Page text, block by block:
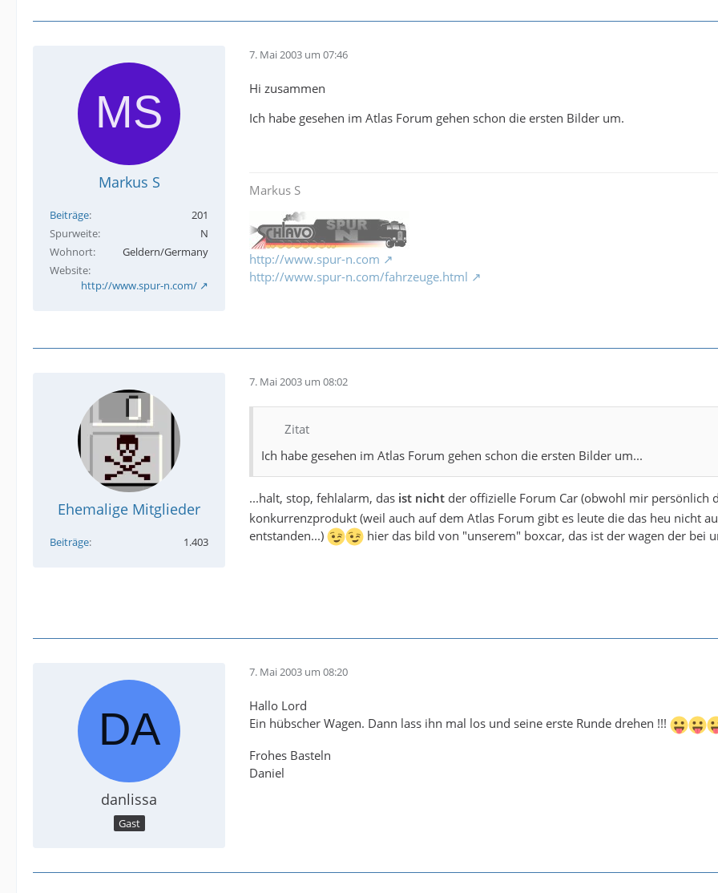
Markus S
Beiträge
201
Spurweite
N
Wohnort
Geldern/Germany
Website
http://www.spur-n.com/
7. Mai 2003 um 07:46
Hi zusammen
Ich habe gesehen im Atlas Forum gehen schon die ersten Bilder um.
Markus S
http://www.spur-n.com
http://www.spur-n.com/fahrzeuge.html
Ehemalige Mitglieder
Beiträge 1.403
7. Mai 2003 um 08:02
Zitat
Ich habe gesehen im Atlas Forum gehen schon die ersten Bilder um...
...halt, stop, fehlalarm, das ist nicht der offizielle Forum Car (obwohl mir persönlich
konkurrenzprodukt (weil auch auf dem Atlas Forum gibt es leute die das heu nicht
entstanden...)
hier das bild von "unserem" boxcar, das ist der wagen der bei
danlissa
Gast
7. Mai 2003 um 08:20
Hallo Lord
Ein hübscher Wagen. Dann lass ihn mal los und seine erste Runde drehen !!!
Frohes Basteln
Daniel